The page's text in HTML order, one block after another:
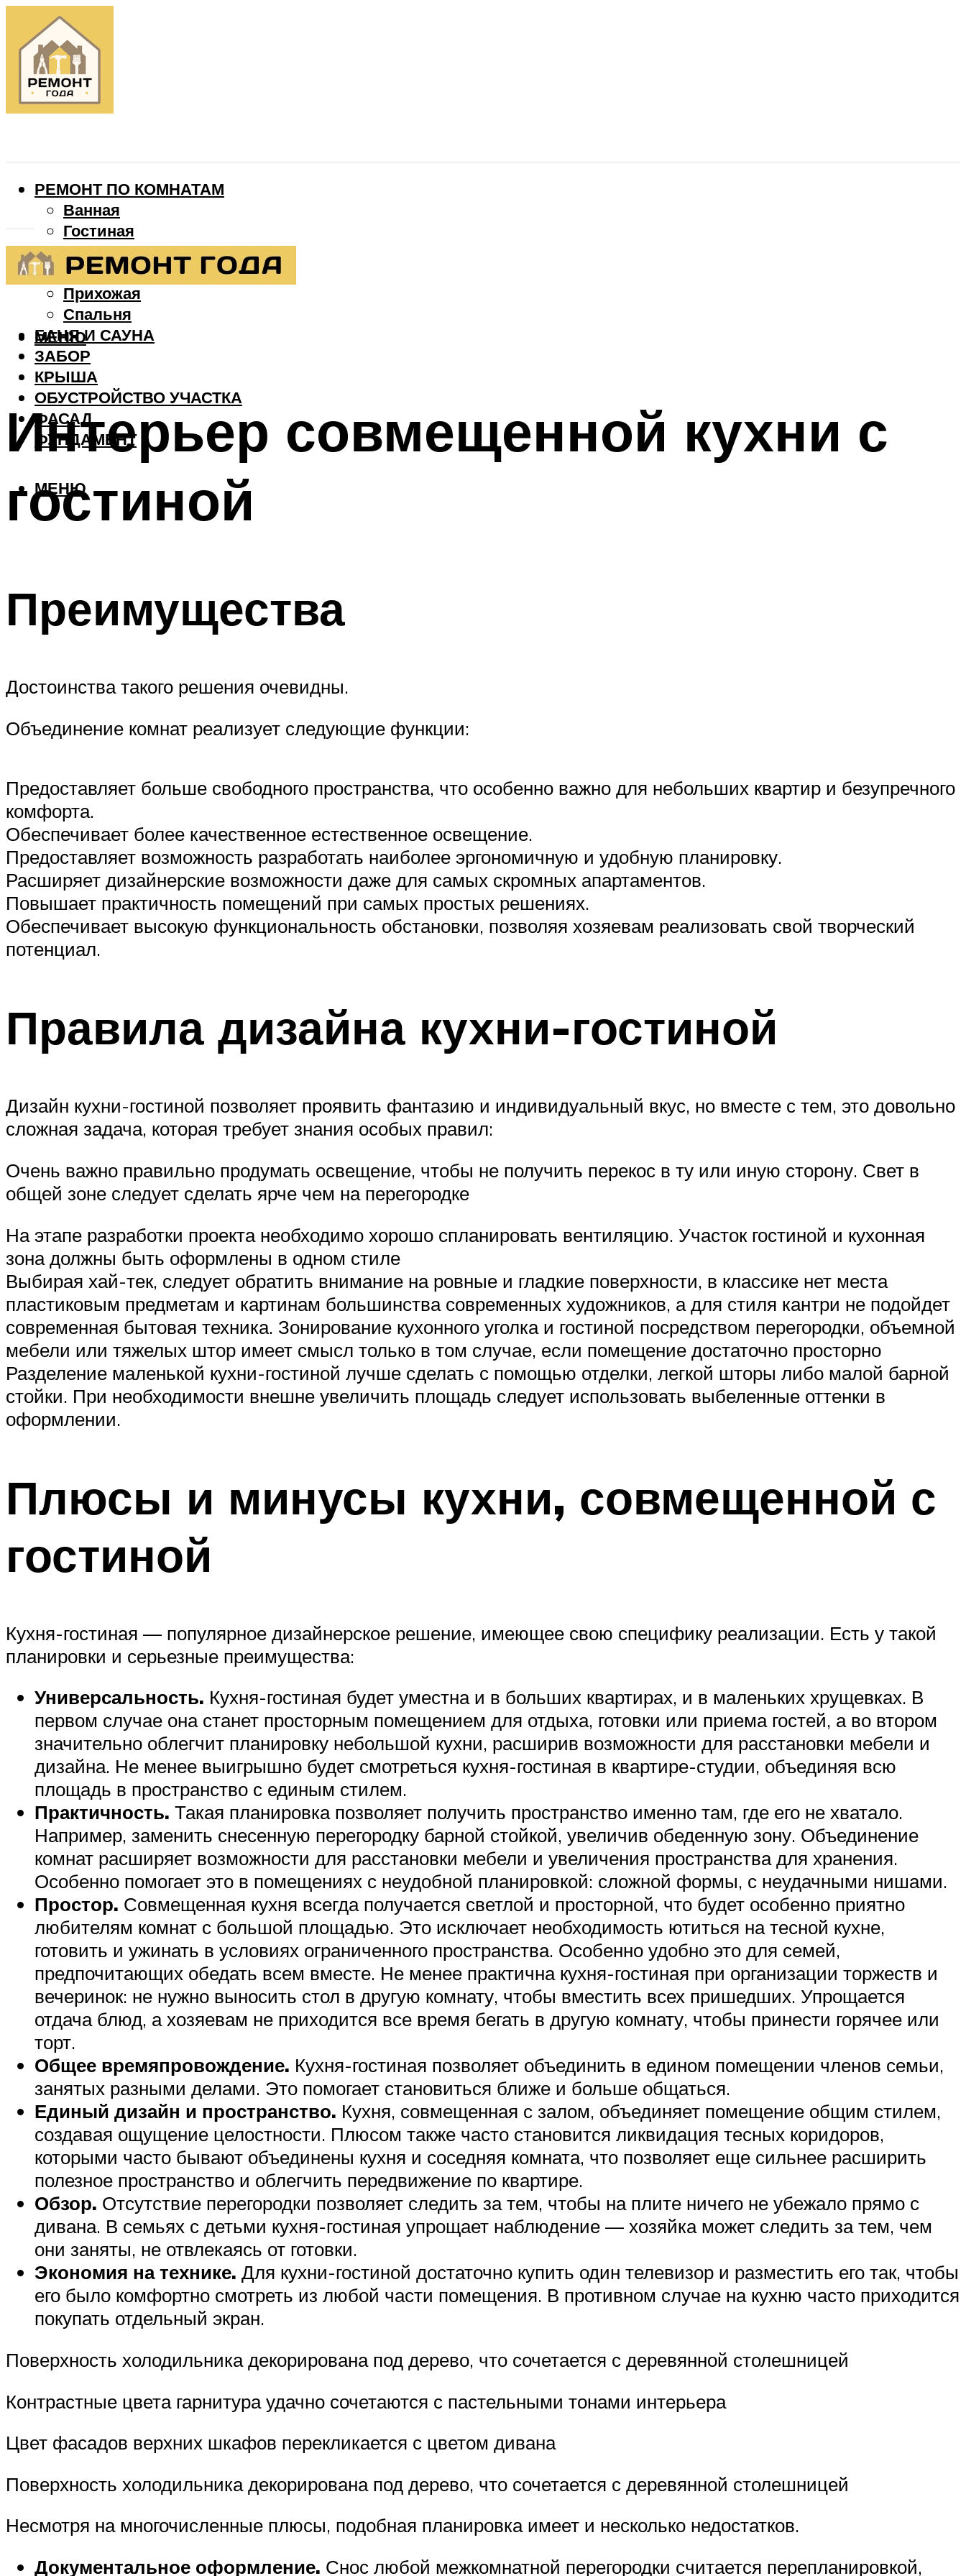
РЕМОНТ ПО КОМНАТАМ
Ванная
Гостиная
Детская
Кухня
Прихожая
Спальня
БАНЯ И САУНА
ЗАБОР
КРЫША
ОБУСТРОЙСТВО УЧАСТКА
ФАСАД
ФУНДАМЕНТ
МЕНЮ
МЕНЮ
Интерьер совмещенной кухни с
гостиной
Преимущества
Достоинства такого решения очевидны.
Объединение комнат реализует следующие функции:
Предоставляет больше свободного пространства, что особенно важно для небольших квартир и безупречного
комфорта.
Обеспечивает более качественное естественное освещение.
Предоставляет возможность разработать наиболее эргономичную и удобную планировку.
Расширяет дизайнерские возможности даже для самых скромных апартаментов.
Повышает практичность помещений при самых простых решениях.
Обеспечивает высокую функциональность обстановки, позволяя хозяевам реализовать свой творческий
потенциал.
Правила дизайна кухни-гостиной
Дизайн кухни-гостиной позволяет проявить фантазию и индивидуальный вкус, но вместе с тем, это довольно
сложная задача, которая требует знания особых правил:
Очень важно правильно продумать освещение, чтобы не получить перекос в ту или иную сторону. Свет в
общей зоне следует сделать ярче чем на перегородке
На этапе разработки проекта необходимо хорошо спланировать вентиляцию. Участок гостиной и кухонная
зона должны быть оформлены в одном стиле
Выбирая хай-тек, следует обратить внимание на ровные и гладкие поверхности, в классике нет места
пластиковым предметам и картинам большинства современных художников, а для стиля кантри не подойдет
современная бытовая техника. Зонирование кухонного уголка и гостиной посредством перегородки, объемной
мебели или тяжелых штор имеет смысл только в том случае, если помещение достаточно просторно
Разделение маленькой кухни-гостиной лучше сделать с помощью отделки, легкой шторы либо малой барной
стойки. При необходимости внешне увеличить площадь следует использовать выбеленные оттенки в
оформлении.
Плюсы и минусы кухни, совмещенной с
гостиной
Кухня-гостиная — популярное дизайнерское решение, имеющее свою специфику реализации. Есть у такой
планировки и серьезные преимущества:
Универсальность. Кухня-гостиная будет уместна и в больших квартирах, и в маленьких хрущевках. В
первом случае она станет просторным помещением для отдыха, готовки или приема гостей, а во втором
значительно облегчит планировку небольшой кухни, расширив возможности для расстановки мебели и
дизайна. Не менее выигрышно будет смотреться кухня-гостиная в квартире-студии, объединяя всю
площадь в пространство с единым стилем.
Практичность. Такая планировка позволяет получить пространство именно там, где его не хватало.
Например, заменить снесенную перегородку барной стойкой, увеличив обеденную зону. Объединение
комнат расширяет возможности для расстановки мебели и увеличения пространства для хранения.
Особенно помогает это в помещениях с неудобной планировкой: сложной формы, с неудачными нишами.
Простор. Совмещенная кухня всегда получается светлой и просторной, что будет особенно приятно
любителям комнат с большой площадью. Это исключает необходимость ютиться на тесной кухне,
готовить и ужинать в условиях ограниченного пространства. Особенно удобно это для семей,
предпочитающих обедать всем вместе. Не менее практична кухня-гостиная при организации торжеств и
вечеринок: не нужно выносить стол в другую комнату, чтобы вместить всех пришедших. Упрощается
отдача блюд, а хозяевам не приходится все время бегать в другую комнату, чтобы принести горячее или
торт.
Общее времяпровождение. Кухня-гостиная позволяет объединить в едином помещении членов семьи,
занятых разными делами. Это помогает становиться ближе и больше общаться.
Единый дизайн и пространство. Кухня, совмещенная с залом, объединяет помещение общим стилем,
создавая ощущение целостности. Плюсом также часто становится ликвидация тесных коридоров,
которыми часто бывают объединены кухня и соседняя комната, что позволяет еще сильнее расширить
полезное пространство и облегчить передвижение по квартире.
Обзор. Отсутствие перегородки позволяет следить за тем, чтобы на плите ничего не убежало прямо с
дивана. В семьях с детьми кухня-гостиная упрощает наблюдение — хозяйка может следить за тем, чем
они заняты, не отвлекаясь от готовки.
Экономия на технике. Для кухни-гостиной достаточно купить один телевизор и разместить его так, чтобы
его было комфортно смотреть из любой части помещения. В противном случае на кухню часто приходится
покупать отдельный экран.
Поверхность холодильника декорирована под дерево, что сочетается с деревянной столешницей
Контрастные цвета гарнитура удачно сочетаются с пастельными тонами интерьера
Цвет фасадов верхних шкафов перекликается с цветом дивана
Поверхность холодильника декорирована под дерево, что сочетается с деревянной столешницей
Несмотря на многочисленные плюсы, подобная планировка имеет и несколько недостатков.
Документальное оформление. Снос любой межкомнатной перегородки считается перепланировкой,